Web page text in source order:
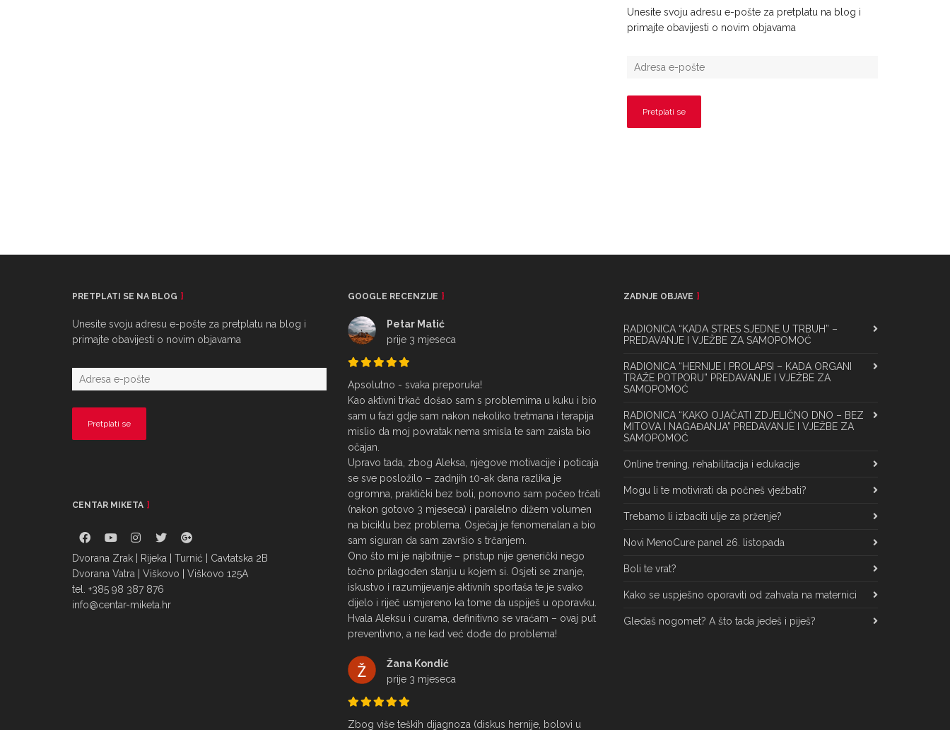
Unesite svoju adresu e-pošte za pretplatu na blog i
primajte obavijesti o novim objavama
PRETPLATI SE NA BLOG
Unesite svoju adresu e-pošte za pretplatu na blog i
primajte obavijesti o novim objavama
CENTAR MIKETA
Dvorana Zrak | Rijeka | Turnić | Cavtatska 2B
Dvorana Vatra | Viškovo | Viškovo 125A
tel. +385 98 387 876
info@centar-miketa.hr
GOOGLE RECENZIJE
Petar Matić
prije 3 mjeseca
Apsolutno - svaka preporuka!
Kao aktivni trkač došao sam s problemima u kuku i bio
sam u fazi gdje sam nakon nekoliko tretmana i terapija
mislio da moj povratak nema smisla te sam zaista bio
očajan.
Upravo tada, zbog Aleksa, njegove motivacije i poticaja
se sve posložilo – zadnjih 10-ak dana razlika je
ogromna, praktički bez boli, ponovno sam počeo trčati
(nakon gotovo 3 mjeseca) i paralelno dižem volumen
na biciklu bez problema. Osjećaj je fenomenalan a bio
sam siguran da sam završio s trčanjem.
Ono što mi je najbitnije – pristup nije generički nego
točno prilagođen stanju u kojem si. Osjeti se znanje,
iskustvo i razumijevanje aktivnih sportaša te je svako
dijelo i riječ usmjereno ka tome da uspiješ u oporavku.
Hvala Aleksu i curama, definitivno se vraćam – ovaj put
preventivno, a ne kad već dođe do problema!
Žana Kondić
prije 3 mjeseca
Zbog više teških dijagnoza (diskus hernije, bolovi u
ZADNJE OBJAVE
RADIONICA “KADA STRES SJEDNE U TRBUH” –
PREDAVANJE I VJEŽBE ZA SAMOPOMOĆ
RADIONICA “HERNIJE I PROLAPSI – KADA ORGANI
TRAŽE POTPORU” PREDAVANJE I VJEŽBE ZA
SAMOPOMOĆ
RADIONICA “KAKO OJAČATI ZDJELIČNO DNO – BEZ
MITOVA I NAGAĐANJA” PREDAVANJE I VJEŽBE ZA
SAMOPOMOĆ
Online trening, rehabilitacija i edukacije
Mogu li te motivirati da počneš vježbati?
Trebamo li izbaciti ulje za prženje?
Novi MenoCure panel 26. listopada
Boli te vrat?
Kako se uspješno oporaviti od zahvata na maternici
Gledaš nogomet? A što tada jedeš i piješ?